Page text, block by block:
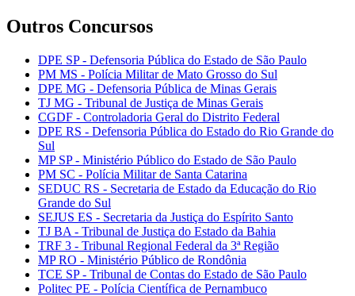
Outros Concursos
DPE SP - Defensoria Pública do Estado de São Paulo
PM MS - Polícia Militar de Mato Grosso do Sul
DPE MG - Defensoria Pública de Minas Gerais
TJ MG - Tribunal de Justiça de Minas Gerais
CGDF - Controladoria Geral do Distrito Federal
DPE RS - Defensoria Pública do Estado do Rio Grande do
Sul
MP SP - Ministério Público do Estado de São Paulo
PM SC - Polícia Militar de Santa Catarina
SEDUC RS - Secretaria de Estado da Educação do Rio
Grande do Sul
SEJUS ES - Secretaria da Justiça do Espírito Santo
TJ BA - Tribunal de Justiça do Estado da Bahia
TRF 3 - Tribunal Regional Federal da 3ª Região
MP RO - Ministério Público de Rondônia
TCE SP - Tribunal de Contas do Estado de São Paulo
Politec PE - Polícia Científica de Pernambuco